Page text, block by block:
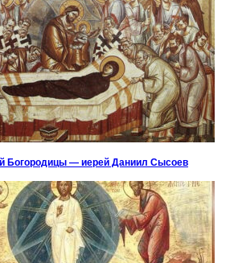
Богородицы — иерей Даниил Сысоев